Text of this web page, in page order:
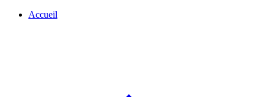
Accueil